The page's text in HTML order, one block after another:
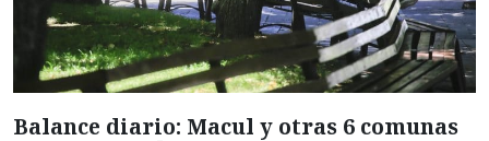
Balance diario: Macul y otras 6 comunas